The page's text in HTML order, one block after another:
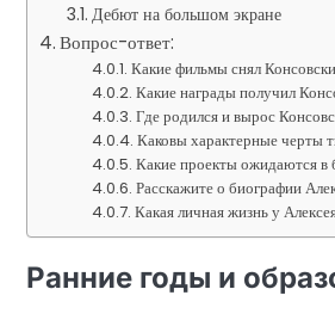
Дебют на большом экране
Вопрос-ответ:
Какие фильмы снял
Какие награды получил
Где родился и вырос
Каковы характерные черты
Какие проекты ожидаются в
Расскажите о биографии
Какая личная жизнь у
Ранние годы и